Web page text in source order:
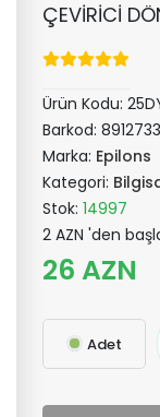
ÇEVİRİCİ
Ürün Kodu:
Barkod:
Marka: Epilons
Kategori:
Stok: 14997
2 AZN 'den
26 AZN
Adet